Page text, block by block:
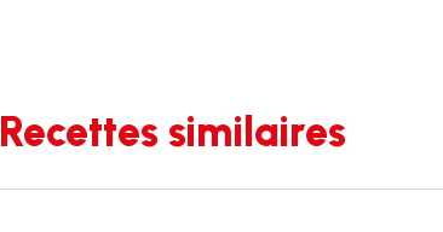
Recettes similaires